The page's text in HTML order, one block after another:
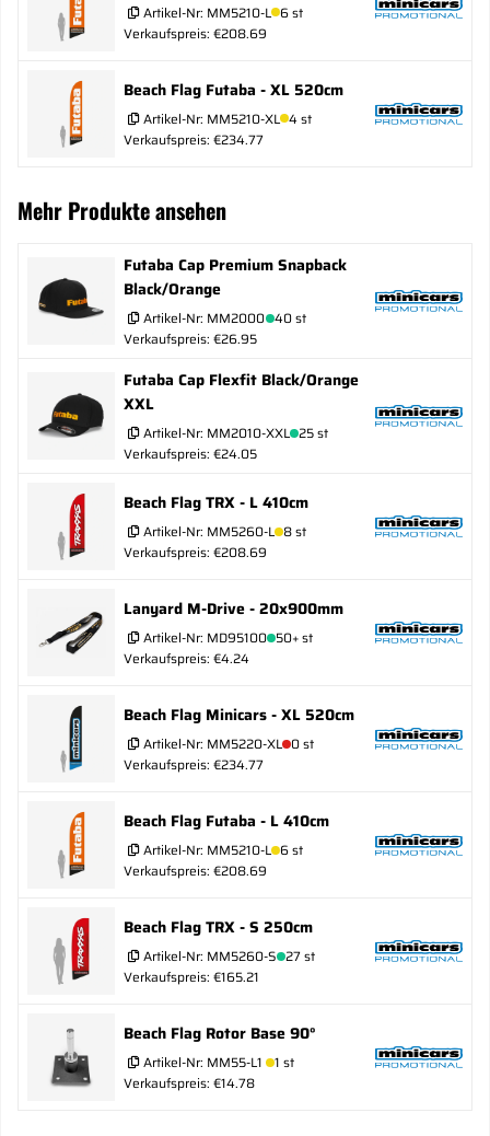
Artikel-Nr: MM5210-L 6 st
Verkaufspreis: €208.69
Beach Flag Futaba - XL 520cm
Artikel-Nr: MM5210-XL 4 st
Verkaufspreis: €234.77
Mehr Produkte ansehen
Futaba Cap Premium Snapback
Black/Orange
Artikel-Nr: MM2000 40 st
Verkaufspreis: €26.95
Futaba Cap Flexfit Black/Orange
XXL
Artikel-Nr: MM2010-XXL 25 st
Verkaufspreis: €24.05
Beach Flag TRX - L 410cm
Artikel-Nr: MM5260-L 8 st
Verkaufspreis: €208.69
Lanyard M-Drive - 20x900mm
Artikel-Nr: MD95100 50+ st
Verkaufspreis: €4.24
Beach Flag Minicars - XL 520cm
Artikel-Nr: MM5220-XL 0 st
Verkaufspreis: €234.77
Beach Flag Futaba - L 410cm
Artikel-Nr: MM5210-L 6 st
Verkaufspreis: €208.69
Beach Flag TRX - S 250cm
Artikel-Nr: MM5260-S 27 st
Verkaufspreis: €165.21
Beach Flag Rotor Base 90°
Artikel-Nr: MM55-L1
1 st
Verkaufspreis: €14.78